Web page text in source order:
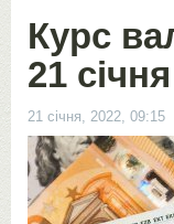
Курс
21 січня
21 січня, 2022, 09:15